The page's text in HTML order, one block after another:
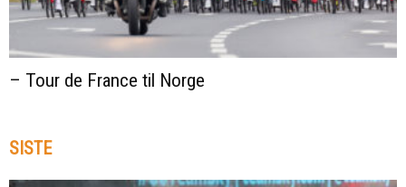
– Tour de France til Norge
SISTE